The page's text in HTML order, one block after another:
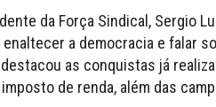
da Força Sindical, Sergio
a democracia e falar
as conquistas já
de renda, além das